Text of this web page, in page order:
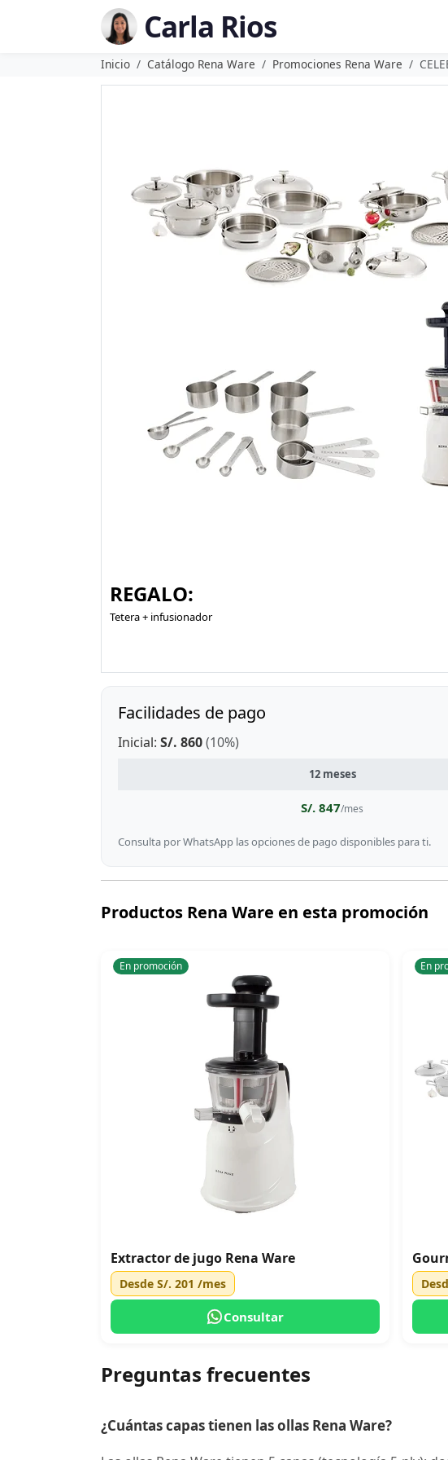
Carla Rios
Inicio Catálogo Rena Ware Promociones Rena Ware
REGALO:
Tetera + infusionador
Facilidades de pago
Inicial: S/. 860(10%)
12 meses
S/. 847/mes
Consulta por WhatsApp las opciones de pago disponibles para ti.
Productos Rena Ware en esta promoción
En promoción
Extractor de jugo Rena Ware
Desde S/. 201 /mes
Consultar
En
Preguntas frecuentes
¿Cuántas capas tienen las ollas Rena Ware?